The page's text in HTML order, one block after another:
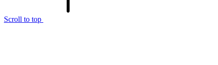
Scroll to top